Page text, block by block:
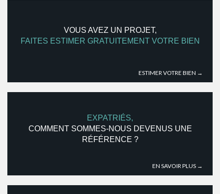
VOUS AVEZ UN PROJET,
FAITES ESTIMER GRATUITEMENT VOTRE BIEN
ESTIMER VOTRE BIEN →
EXPATRIÉS,
COMMENT SOMMES-NOUS DEVENUS UNE
RÉFÉRENCE ?
EN SAVOIR PLUS →